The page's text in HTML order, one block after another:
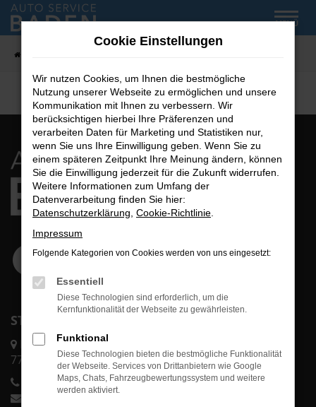
Zum
Hauptinhalt
MENÜ
STANDORT ACHERN
Karl-Bold-Str. 2/1
77855 Achern
Telefon:0 78 41 60 00-70
info@autoservicebaden.de
Cookie Einstellungen
Wir nutzen Cookies, um Ihnen die bestmögliche
Nutzung unserer Webseite zu ermöglichen und unsere
Kommunikation mit Ihnen zu verbessern. Wir
berücksichtigen hierbei Ihre Präferenzen und
verarbeiten Daten für Marketing und Statistiken nur,
wenn Sie uns Ihre Einwilligung geben. Wenn Sie zu
einem späteren Zeitpunkt Ihre Meinung ändern, können
Sie die Einwilligung jederzeit für die Zukunft widerrufen.
Weitere Informationen zum Umfang der
Datenverarbeitung finden Sie hier:
Datenschutzerklärung Cookie-Richtlinie
Impressum
Folgende Kategorien von Cookies werden von uns eingesetzt:
Essentiell
Diese Technologien sind erforderlich, um die
Kernfunktionalität der Webseite zu gewährleisten.
Funktional
Diese Technologien bieten die bestmögliche Funktionalität
der Webseite. Services von Drittanbietern wie Google
Maps, Chats, Fahrzeugbewertungssystem und weitere
werden aktiviert.